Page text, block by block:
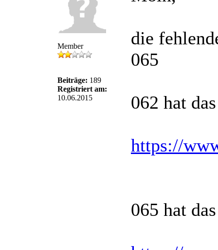
Member
Beiträge: 189
Registriert am:
10.06.2015
die
065
062 hat
https://
065 hat